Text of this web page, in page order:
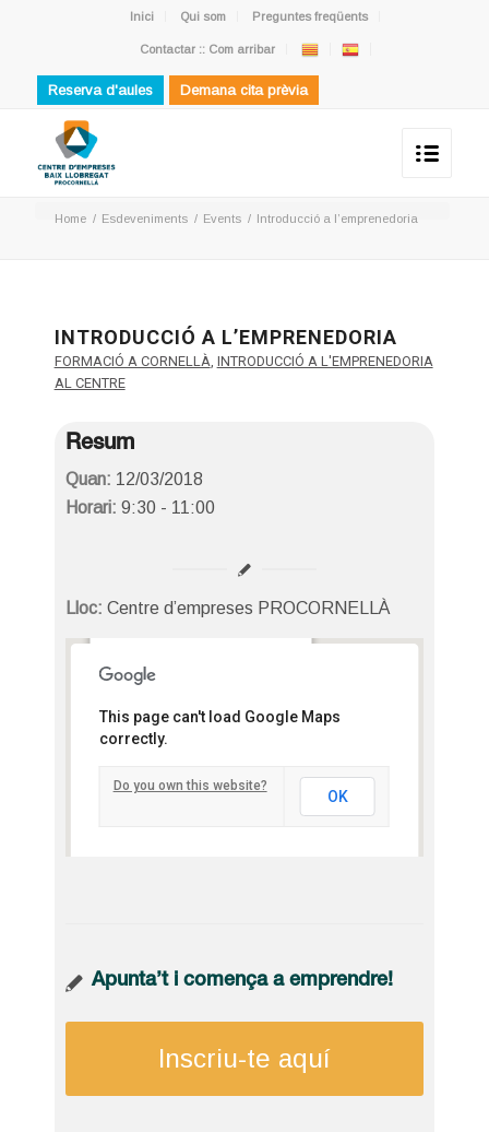
Inici Qui som Preguntes freqüents
Contactar :: Com arribar
Reserva d'aules Demana cita prèvia
Home / Esdeveniments / Events / Introducció a l’emprenedoria
INTRODUCCIÓ A L’EMPRENEDORIA
FORMACIÓ A CORNELLÀ, INTRODUCCIÓ A L'EMPRENEDORIA
AL CENTRE
Resum
Quan: 12/03/2018
Horari: 9:30 - 11:00
Lloc: Centre d’empreses PROCORNELLÀ
Centre d’empreses
Tirso de Molina, 36 - Cornellà del
Llobregat
Detalls
This page can't load Google Maps
correctly.
Do you own this website?
OK
Apunta’t i comença a emprendre!
Inscriu-te aquí